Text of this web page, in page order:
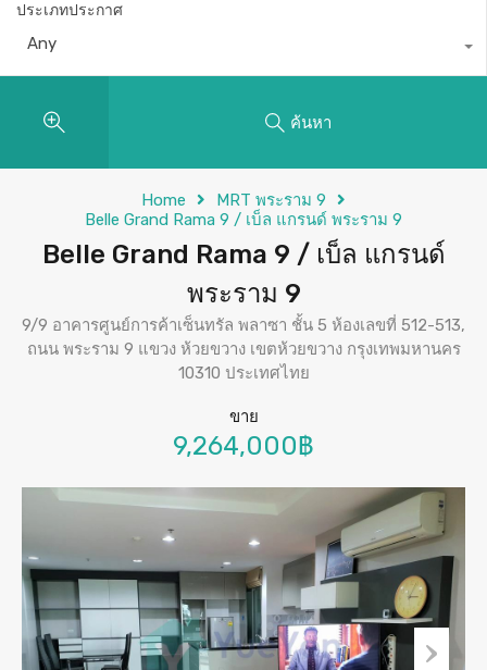
ประเภทประกาศ
Any
ค้นหา
Home
MRT พระราม 9
Belle Grand Rama 9 / เบ็ล แกรนด์ พระราม 9
Belle Grand Rama 9 / เบ็ล แกรนด์
พระราม 9
9/9 อาคารศูนย์การค้าเซ็นทรัล พลาซา ชั้น 5 ห้องเลขที่ 512-513,
ถนน พระราม 9 แขวง ห้วยขวาง เขตห้วยขวาง กรุงเทพมหานคร
10310 ประเทศไทย
ขาย
9,264,000฿